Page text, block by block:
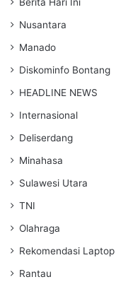
Nusantara
Manado
Diskominfo Bontang
HEADLINE NEWS
Internasional
Deliserdang
Minahasa
Sulawesi Utara
TNI
Olahraga
Rekomendasi Laptop
Rantau